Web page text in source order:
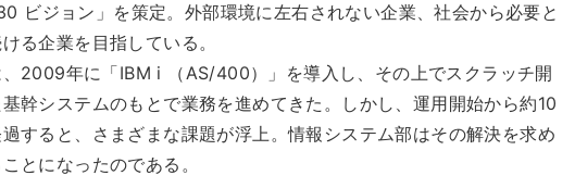
ビジョン」を策定。外部環境に左右されない企業、社会から必要と
る企業を目指している。
2009年に「IBM i （AS/400）」を導入し、その上でスクラッチ開
幹システムのもとで業務を進めてきた。しかし、運用開始から約10
すると、さまざまな課題が浮上。情報システム部はその解決を求め
とになったのである。